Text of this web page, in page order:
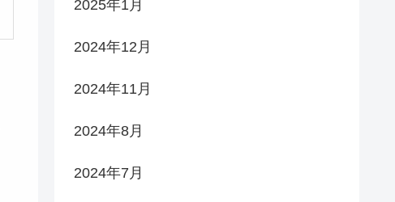
2025年1月
2024年12月
2024年11月
2024年8月
2024年7月